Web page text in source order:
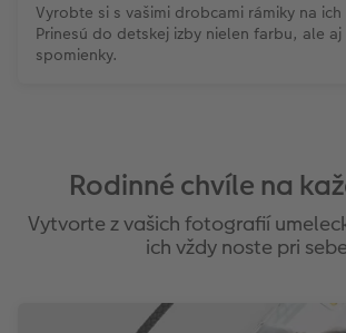
Vyrobte si s vašimi drobcami rámiky na
Prinesú do detskej izby nielen farbu, ale aj
spomienky.
Rodinné chvíle na
Vytvorte z vašich fotografií
ich vždy noste pri